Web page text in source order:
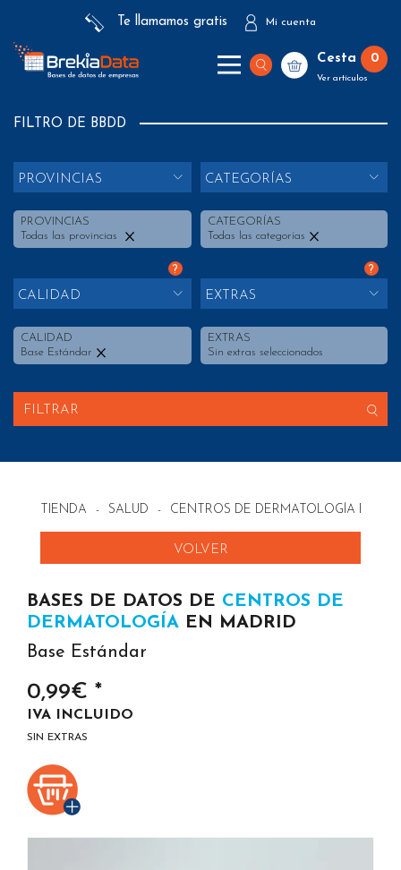
Te llamamos gratis Mi cuenta
Cesta 0
Ver artículos
FILTRO DE BBDD
PROVINCIAS
PROVINCIAS
Todas las provincias
CATEGORÍAS
CATEGORÍAS
Todas las categorías
?
CALIDAD
CALIDAD
Base Estándar
?
EXTRAS
EXTRAS
Sin extras seleccionados
FILTRAR
TIENDA - SALUD - CENTROS DE DERMATOLOGÍA EN
VOLVER
BASES DE DATOS DE CENTROS DE
DERMATOLOGÍA EN MADRID
Base Estándar
0,99€ *
IVA INCLUIDO
SIN EXTRAS